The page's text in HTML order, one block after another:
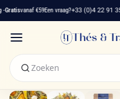
vanaf €59Een vraag?+33 (0)4 22 91 35
Thés &